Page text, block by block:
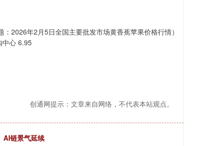
：2026年2月5日全国主要批发市场黄香蕉苹果价格行情）
中心 6.95
创通网提示：文章来自网络，不代表本站观点。
AI链景气延续